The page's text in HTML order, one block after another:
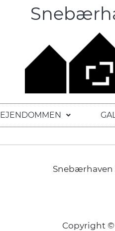
EJENDOMMEN
Snebærhaven
Copyright ©